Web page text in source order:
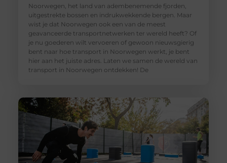
Noorwegen, het land van adembenemende fjorden,
uitgestrekte bossen en indrukwekkende bergen. Maar
wist je dat Noorwegen ook een van de meest
geavanceerde transportnetwerken ter wereld heeft? Of
je nu goederen wilt vervoeren of gewoon nieuwsgierig
bent naar hoe transport in Noorwegen werkt, je bent
hier aan het juiste adres. Laten we samen de wereld van
transport in Noorwegen ontdekken! De